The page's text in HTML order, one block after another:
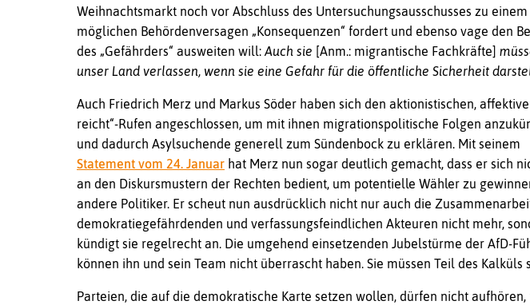
Weihnachtsmarkt noch vor Abschluss des Untersuchungsausschusses zu einem
möglichen Behördenversagen „Konsequenzen“ fordert und ebenso vage den
des „Gefährders“ ausweiten will: Auch sie [Anm.: migrantische Fachkräfte]
unser Land verlassen, wenn sie eine Gefahr für die öffentliche Sicherheit
Auch Friedrich Merz und Markus Söder haben sich den aktionistischen,
reicht“-Rufen angeschlossen, um mit ihnen migrationspolitische Folgen
und dadurch Asylsuchende generell zum Sündenbock zu erklären. Mit seinem
Statement vom 24. Januar hat Merz nun sogar deutlich gemacht, dass er sich
an den Diskursmustern der Rechten bedient, um potentielle Wähler zu
andere Politiker. Er scheut nun ausdrücklich nicht nur auch die
demokratiegefährdenden und verfassungsfeindlichen Akteuren nicht mehr,
kündigt sie regelrecht an. Die umgehend einsetzenden Jubelstürme der AfD-
können ihn und sein Team nicht überrascht haben. Sie müssen Teil des Kalküls
Parteien, die auf die demokratische Karte setzen wollen, dürfen nicht aufhören,